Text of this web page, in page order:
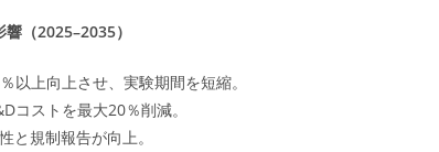
（2025–2035）
以上向上させ、実験期間を短縮。
コストを最大20％削減。
と規制報告が向上。